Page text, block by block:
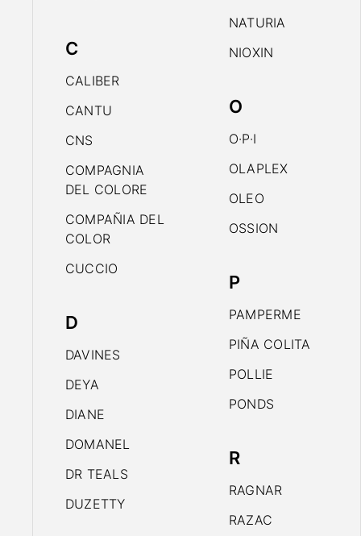
C
CALIBER
CANTU
CNS
COMPAGNIA
DEL COLORE
COMPAÑIA DEL
COLOR
CUCCIO
D
DAVINES
DEYA
DIANE
DOMANEL
DR TEALS
DUZETTY
NATURIA
NIOXIN
O
O·P·I
OLAPLEX
OLEO
OSSION
P
PAMPERME
PIÑA COLITA
POLLIE
PONDS
R
RAGNAR
RAZAC